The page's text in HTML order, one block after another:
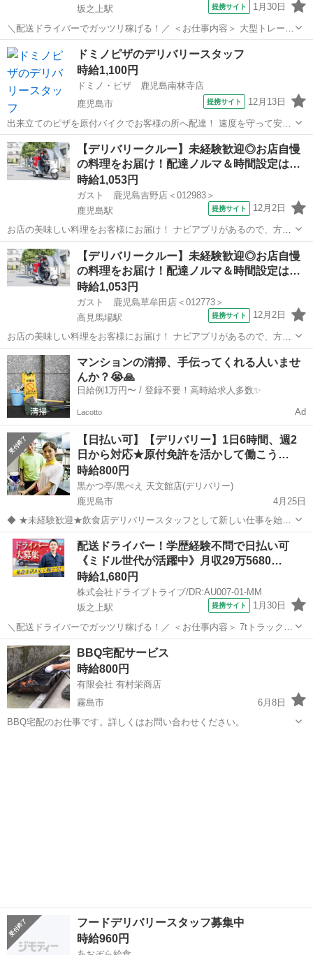
坂之上駅
提携サイト 1月30日
＼配送ドライバーでガッツリ稼げる！／ ＜お仕事内容＞ 大型トレーラ
ーによる貨物集配業務（トレーラー運転および付帯業務） ■車種・内
容：DR:大型＋作業 ■商品：その他 ■配送先：ヤマト運輸(姶良)センタ
ーなど ■配送件数...
鹿児島 鹿児島市 坂之上駅 デリバリー
ドミノピザのデリバリースタッフ
時給1,100円
ドミノ・ピザ 鹿児島南林寺店
鹿児島市
提携サイト 12月13日
出来立てのピザを原付バイクでお客様の所へ配達！ 速度を守って安全
運転しながら、 おいしいピザをお届けします♪ ■走る道はいつも同
じ！ 基本ルートはたったの4～5本。 ■基本は1件配達したらお店に戻
る！ 何箇所も覚える必要...
鹿児島 鹿児島市 デリバリー
【デリバリークルー】未経験歓迎◎お店自慢
の料理をお届け！配達ノルマ＆時間設定は…
時給1,053円
ガスト 鹿児島吉野店＜012983＞
鹿児島駅
提携サイト 12月2日
お店の美味しい料理をお客様にお届け！ ナビアプリがあるので、方向
音痴の方も安心◎ 運転に慣れるまではお店の敷地内で練習するので安
心してください！ ※［バイク］を使っての配達をお願いします。 アル
バイト,パート ■ポイント...
鹿児島 鹿児島市 鹿児島駅 デリバリー
【デリバリークルー】未経験歓迎◎お店自慢
の料理をお届け！配達ノルマ＆時間設定は…
時給1,053円
ガスト 鹿児島草牟田店＜012773＞
高見馬場駅
提携サイト 12月2日
お店の美味しい料理をお客様にお届け！ ナビアプリがあるので、方向
音痴の方も安心◎ 運転に慣れるまではお店の敷地内で練習するので安
心してください！ ※［自動車］［バイク］を使っての配達をお願いし
ます。 アルバイト,パート ...
鹿児島 鹿児島市 高見馬場駅 デリバリー
マンションの清掃、手伝ってくれる人いませ
んか？😭🙏
日給例1万円〜 / 登録不要！高時給求人多数✨
Lacotto Ad
【日払い可】【デリバリー】1日6時間、週2
日から対応★原付免許を活かして働こう…
時給800円
黒かつ亭/黒べえ 天文館店(デリバリー)
鹿児島市
4月25日
◆ ★未経験歓迎★飲食店デリバリースタッフとして新しい仕事を始め
ませんか? ◆ 未経験の方もすぐに覚えられる仕事です。 分からないこ
とはスタッフが教えてくれます♪ ちょっと、急にお金が・・の方は 日
払いもOK。まずは、御相...
鹿児島 鹿児島市 デリバリー
配送ドライバー！学歴経験不問で日払い可
《ミドル世代が活躍中》月収29万5680…
時給1,680円
株式会社ドライブトライブ/DR:AU007-01-MM
坂之上駅
提携サイト 1月30日
＼配送ドライバーでガッツリ稼げる！／ ＜お仕事内容＞ 7tトラックに
よる貨物集配業務（トラック運転および付帯業務） ■車種・内容：DR:
大型＋作業 ■商品：その他 ■配送先：ヤマト運輸(姶良)センターなど ■
配送件数：3...
鹿児島 鹿児島市 坂之上駅 デリバリー
BBQ宅配サービス
時給800円
有限会社 有村栄商店
霧島市
6月8日
BBQ宅配のお仕事です。詳しくはお問い合わせください。
フードデリバリースタッフ募集中
時給960円